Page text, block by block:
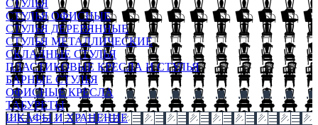
СТУЛЬЯ
СТУЛЬЯ ОФИСНЫЕ
СТУЛЬЯ ДЕРЕВЯННЫЕ
СТУЛЬЯ МЕТАЛЛИЧЕСКИЕ
СКЛАДНЫЕ СТУЛЬЯ
ПЛАСТИКОВЫЕ КРЕСЛА И СТУЛЬЯ
БАРНЫЕ СТУЛЬЯ
ОФИСНЫЕ КРЕСЛА
ТАБУРЕТЫ
ШКАФЫ И ХРАНЕНИЕ